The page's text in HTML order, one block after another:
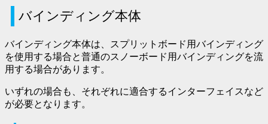
バインディング本体
バインディング本体は、
スプリットボード用バインディング
を使用する場合と普通のスノーボード用バインディングを流
用する場合があります。
いずれの場合も、それぞれに適合するインターフェイスなど
が必要となります。